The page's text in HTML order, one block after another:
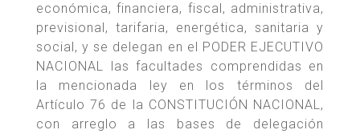
económica, financiera, fiscal, administrativa,
previsional, tarifaria, energética, sanitaria y
social, y se delegan en el PODER EJECUTIVO
NACIONAL las facultades comprendidas en
la mencionada ley en los términos del
Artículo 76 de la CONSTITUCIÓN NACIONAL,
con arreglo a las bases de delegación